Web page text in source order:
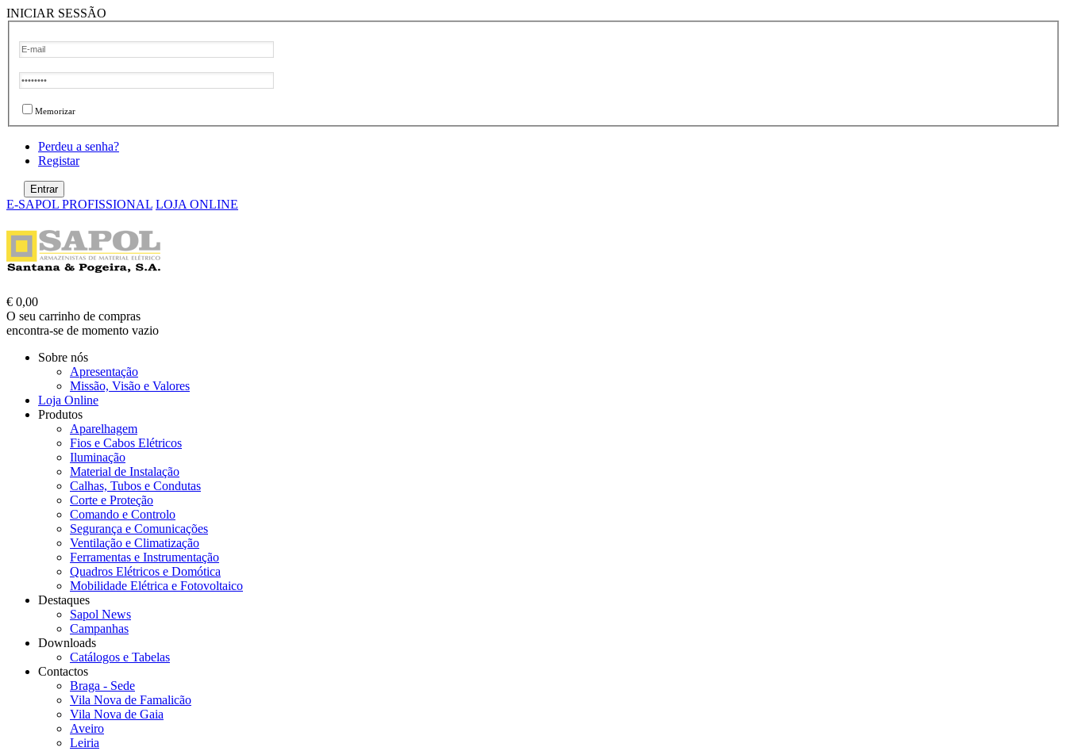
INICIAR SESSÃO
Memorizar
Perdeu a senha?
Registar
E-SAPOL PROFISSIONAL LOJA ONLINE
€ 0,00
O seu carrinho de compras
encontra-se de momento vazio
Sobre nós
Apresentação
Missão, Visão e Valores
Loja Online
Produtos
Aparelhagem
Fios e Cabos Elétricos
Iluminação
Material de Instalação
Calhas, Tubos e Condutas
Corte e Proteção
Comando e Controlo
Segurança e Comunicações
Ventilação e Climatização
Ferramentas e Instrumentação
Quadros Elétricos e Domótica
Mobilidade Elétrica e Fotovoltaico
Destaques
Sapol News
Campanhas
Downloads
Catálogos e Tabelas
Contactos
Braga - Sede
Vila Nova de Famalicão
Vila Nova de Gaia
Aveiro
Leiria